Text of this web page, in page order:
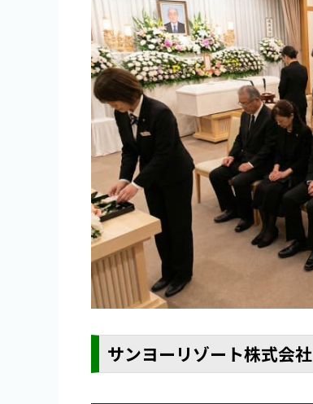
サンヨーリゾート株式会社